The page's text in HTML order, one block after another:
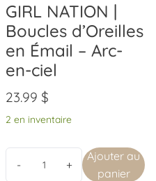
GIRL NATION |
Boucles d’Oreilles
en Émail – Arc-
en-ciel
23.99$
2 en inventaire
Ajouter au
panier